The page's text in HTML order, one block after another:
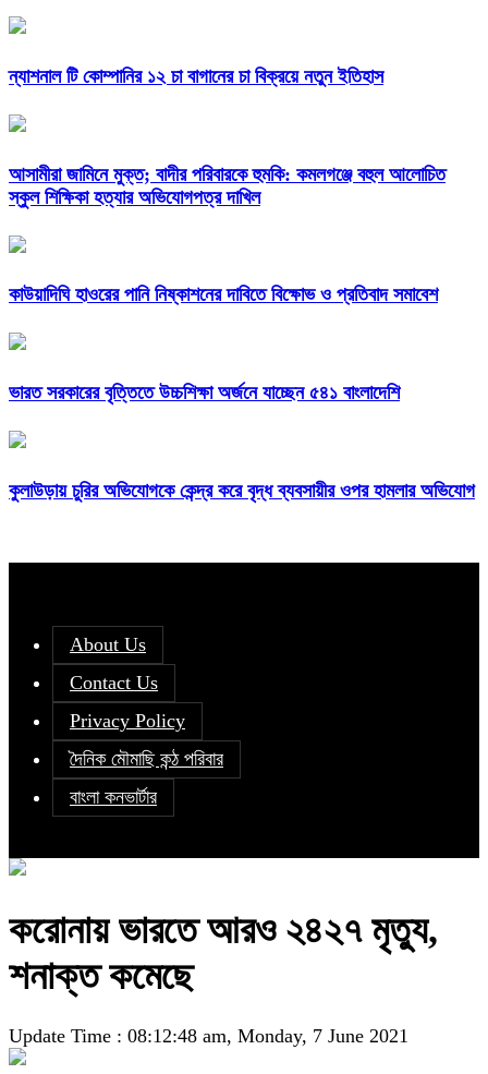
ন্যাশনাল টি কোম্পানির ১২ চা বাগানের চা বিক্রয়ে নতুন ইতিহাস
আসামীরা জামিনে মুক্ত; বাদীর পরিবারকে হুমকি: কমলগঞ্জে বহুল আলোচিত
স্কুল শিক্ষিকা হত্যার অভিযোগপত্র দাখিল
কাউয়াদিঘি হাওরের পানি নিষ্কাশনের দাবিতে বিক্ষোভ ও প্রতিবাদ সমাবেশ
ভারত সরকারের বৃত্তিতে উচ্চশিক্ষা অর্জনে যাচ্ছেন ৫৪১ বাংলাদেশি
কুলাউড়ায় চুরির অভিযোগকে কেন্দ্র করে বৃদ্ধ ব্যবসায়ীর ওপর হামলার অভিযোগ
About Us
Contact Us
Privacy Policy
দৈনিক মৌমাছি কন্ঠ পরিবার
বাংলা কনভার্টার
করোনায় ভারতে আরও ২৪২৭ মৃত্যু,
শনাক্ত কমেছে
Update Time : 08:12:48 am, Monday, 7 June 2021